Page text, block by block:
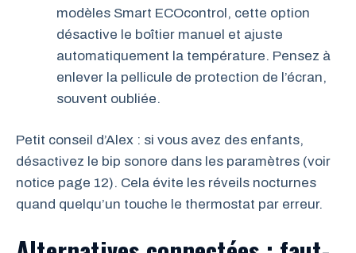
modèles Smart ECOcontrol, cette option
désactive le boîtier manuel et ajuste
automatiquement la température. Pensez à
enlever la pellicule de protection de l’écran,
souvent oubliée.
Petit conseil d’Alex : si vous avez des enfants,
désactivez le bip sonore dans les paramètres (voir
notice page 12). Cela évite les réveils nocturnes
quand quelqu’un touche le thermostat par erreur.